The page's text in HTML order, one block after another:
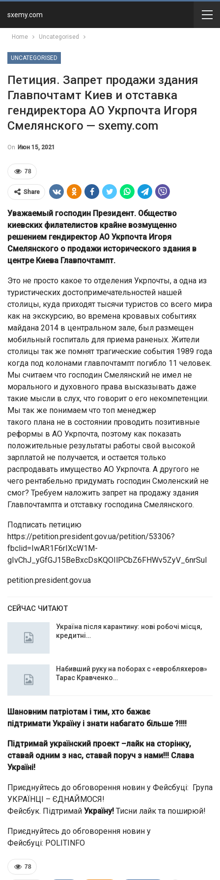
sxemy.com
Home Uncategorised
UNCATEGORISED
Петиция. Запрет продажи здания
Главпочтамт Киев и отставка
гендиректора АО Укрпочта Игоря
Смелянского — sxemy.com
On Июн 15, 2021
78
Share
Уважаемый господин Президент. Общество
киевских филателистов крайне возмущенно
решением гендиректор AO Укрпочта Игоря
Смелянского о продажи исторического здания в
центре Киева Главпочтампт.
Это не просто какое то отделения Укрпочты, а одна из
туристических достопримечательностей нашей
столицы, куда приходят тысячи туристов со всего мира
как на экскурсию, во времена кровавых событиях
майдана 2014 в центральном зале, был размещен
мобильный госпиталь для приема раненых. Жители
столицы так же помнят трагические события 1989 года
когда под колонами главпочтампт погибло 11 человек.
Мы считаем что господин Смелянский не имел не
морального и духовного права высказывать даже
такие мысли в слух, что говорит о его некомпетенции.
Мы так же понимаем что топ менеджер
такого плана не в состоянии проводить позитивные
реформы в АО Укрпочта, поэтому как показать
положительные результаты работы свой высокой
зарплатой не получается, и остается только
распродавать имущество АО Укрпочта. А другого не
чего рентабельно придумать господин Смоленский не
смог? Требуем наложить запрет на продажу здания
Главпочтампта и отставку господина Смелянского.
Подписать петицию
https://petition.president.gov.ua/petition/53306?
fbclid=IwAR1F6rIXcW1M-
gIvChJ_yGfGJ15BeBxcDsKQOIlPCbZ6FHWv5ZyV_6nrSuI
petition.president.gov.ua
СЕЙЧАС ЧИТАЮТ
Україна після карантину: нові робочі місця,
кредитні…
Набивший руку на поборах с «евробляхеров»
Тарас Кравченко…
Шановним патріотам і тим, хто бажає
підтримати Україну і знати набагато більше ?!!!!
Підтримай українский проект –лайк на сторінку,
ставай одним з нас, ставай поруч з нами!!! Слава
Україні!
Приєднуйтесь до обговорення новин у Фейсбуці: Група
УКРАЇНЦІ – ЄДНАЙМОСЯ!
Фейсбук. Підтримай Україну! Тисни лайк та поширюй!
Приєднуйтесь до обговорення новин у
Фейсбуці: POLITINFO
78